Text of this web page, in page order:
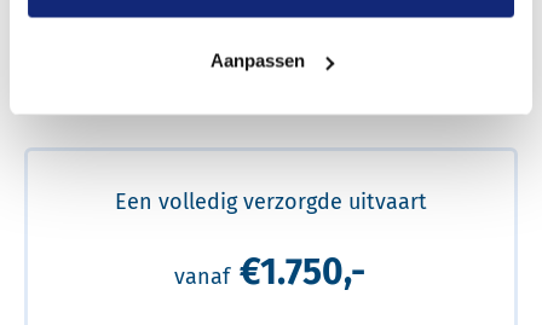
Aanpassen
Een betere uitvaart ervaring voor een betere
Een volledig verzorgde uitvaart
vanaf €1.750,-